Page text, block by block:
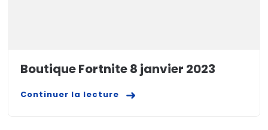
Boutique Fortnite 8 janvier 2023
Continuer la lecture